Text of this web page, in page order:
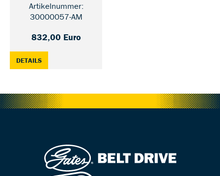
Artikelnummer:
30000057-AM
832,00 Euro
DETAILS: GATES FRAME ALIGNMENT KIT — 30000057-AM